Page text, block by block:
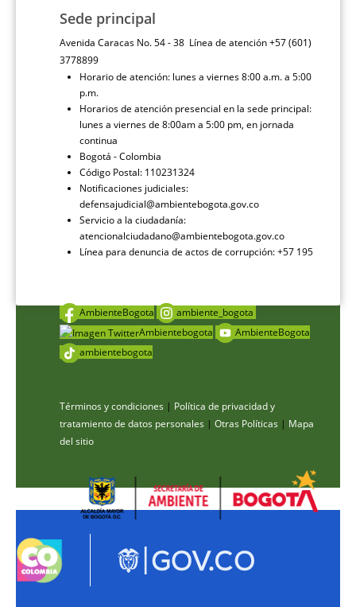
Sede principal
Avenida Caracas No. 54 - 38 Línea de atención +57 (601)
3778899
Horario de atención: lunes a viernes 8:00 a.m. a 5:00
p.m.
Horarios de atención presencial en la sede principal:
lunes a viernes de 8:00am a 5:00 pm, en jornada
continua
Bogotá - Colombia
Código Postal: 110231324
Notificaciones judiciales:
defensajudicial@ambientebogota.gov.co
Servicio a la ciudadanía:
atencionalciudadano@ambientebogota.gov.co
Línea para denuncia de actos de corrupción: +57 195
AmbienteBogota
ambiente_bogota
Ambientebogota
AmbienteBogota
ambientebogota
Términos y condiciones | Política de privacidad y
tratamiento de datos personales | Otras Políticas | Mapa
del sitio